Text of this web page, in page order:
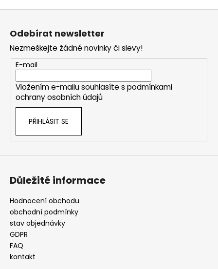
Z
Odebírat newsletter
Nezmeškejte žádné novinky či slevy!
E-mail
Vložením e-mailu souhlasíte s podmínkami
ochrany osobních údajů
PŘIHLÁSIT SE
Důležité informace
Hodnocení obchodu
obchodní podmínky
stav objednávky
GDPR
FAQ
kontakt